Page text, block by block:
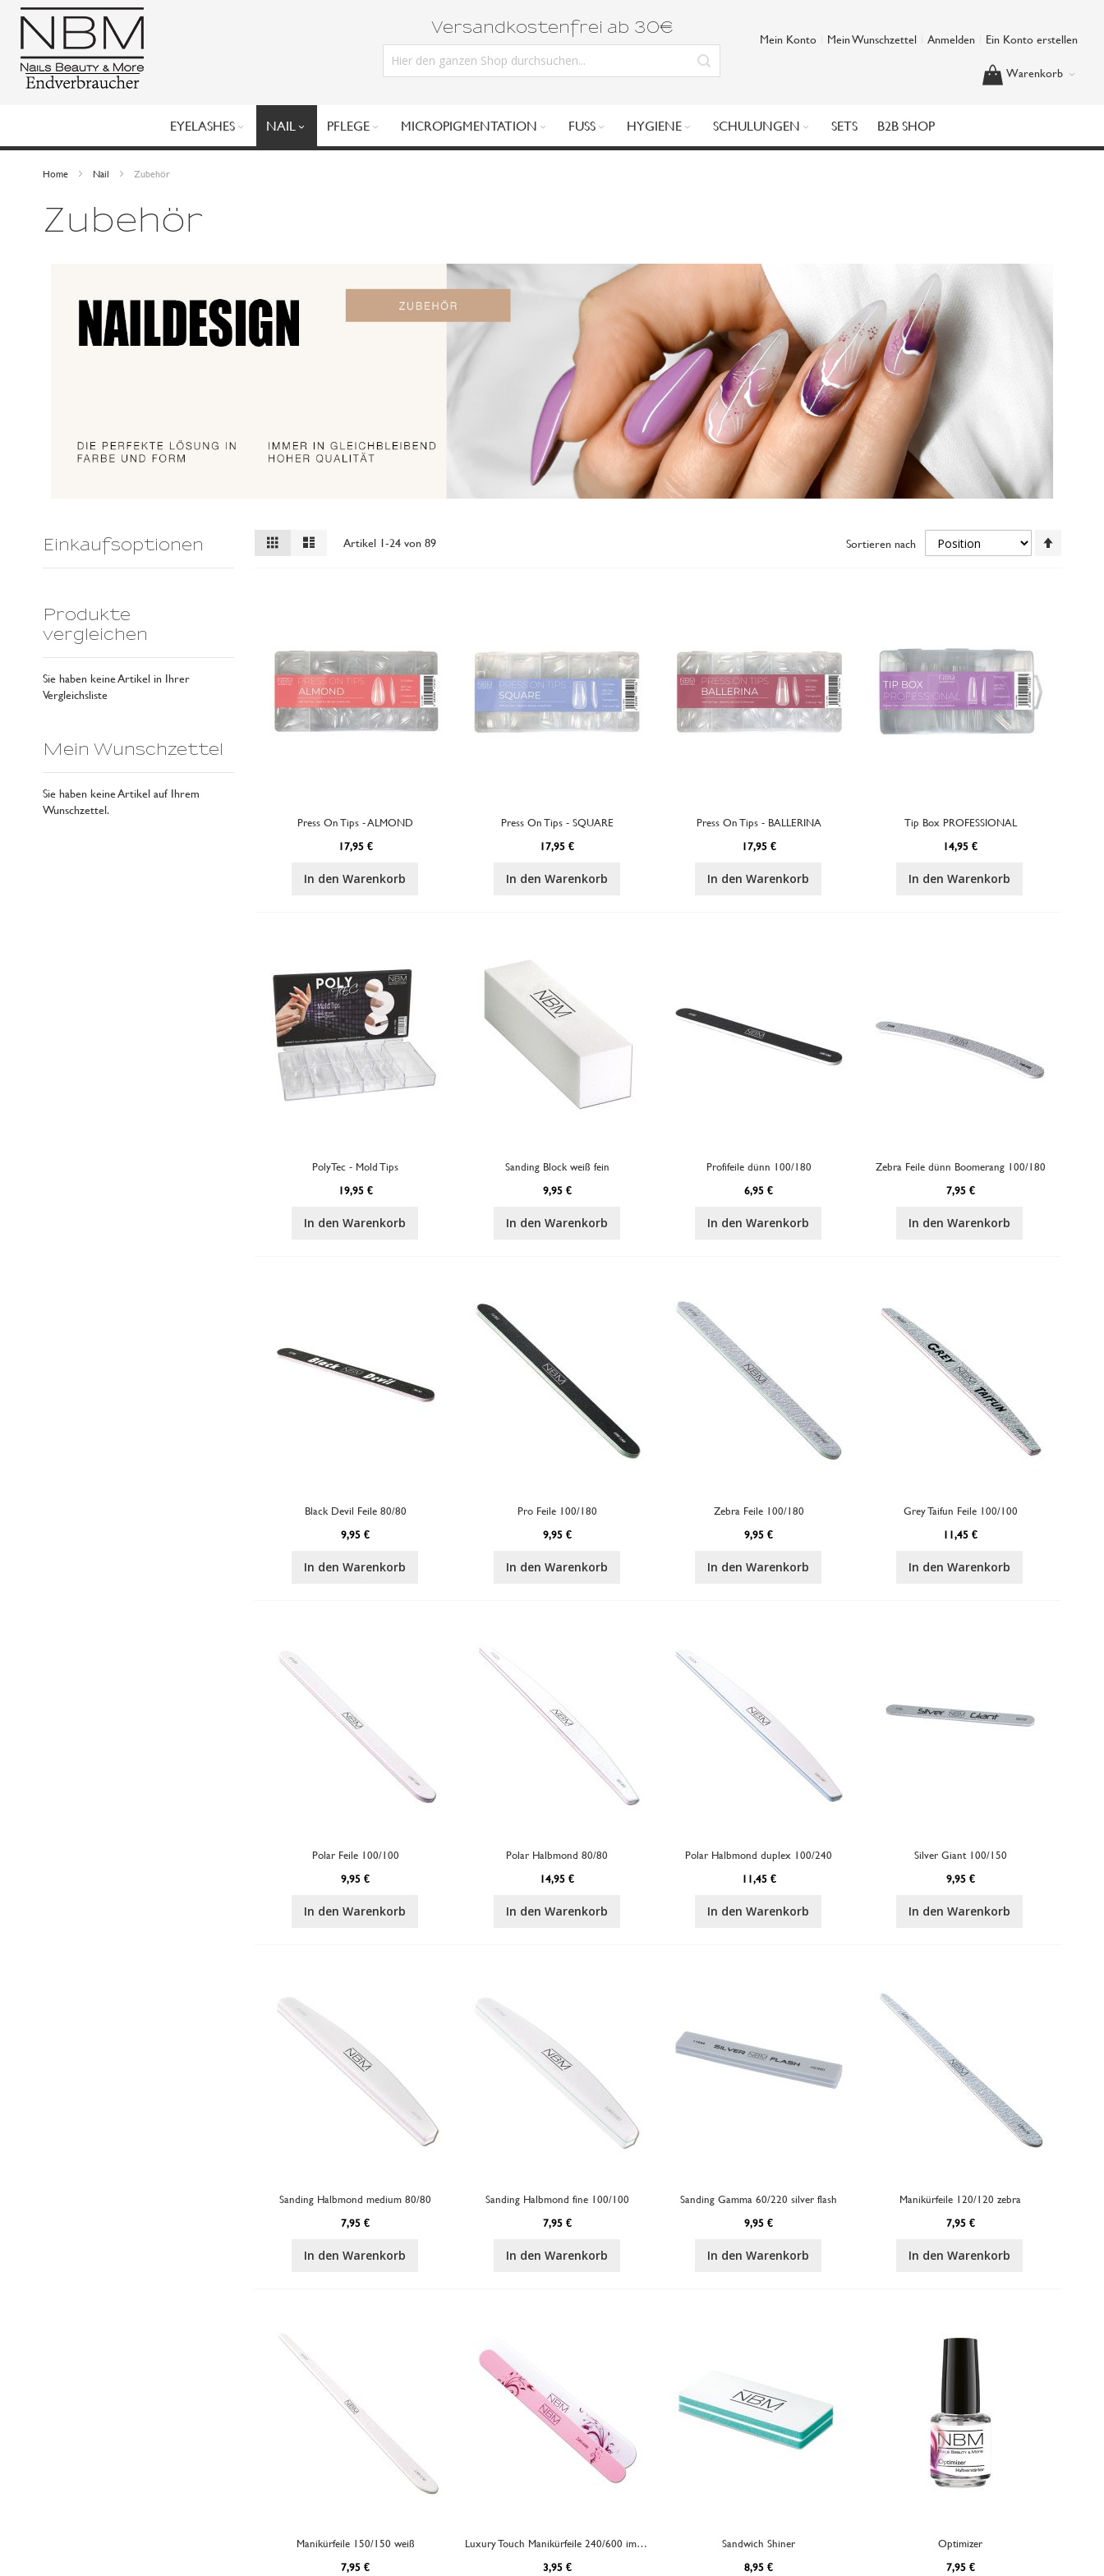
Direkt
zum
Inhalt
Versandkostenfrei ab 30€
Mein Konto Mein Wunschzettel Anmelden
Ein Konto erstellen
Warenkorb
EYELASHES NAIL PFLEGE MICROPIGMENTATION FUSS HYGIENE SCHULUNGEN SETS B2B SHOP
Home Nail Zubehör
Zubehör
Ansicht
als
Raster Artikel 1-24von89 Sortieren nach
Press On Tips - ALMOND
17,95 €
In den Warenkorb
Press On Tips - SQUARE
17,95 €
In den Warenkorb
Press On Tips - BALLERINA
17,95 €
In den Warenkorb
Tip Box PROFESSIONAL
14,95 €
In den Warenkorb
PolyTec - Mold Tips
19,95 €
In den Warenkorb
Sanding Block weiß fein
9,95 €
In den Warenkorb
Profifeile dünn 100/180
6,95 €
In den Warenkorb
Zebra Feile dünn Boomerang 100/180
7,95 €
In den Warenkorb
Black Devil Feile 80/80
9,95 €
In den Warenkorb
Pro Feile 100/180
9,95 €
In den Warenkorb
Zebra Feile 100/180
9,95 €
In den Warenkorb
Grey Taifun Feile 100/100
11,45 €
In den Warenkorb
Polar Feile 100/100
9,95 €
In den Warenkorb
Polar Halbmond 80/80
14,95 €
In den Warenkorb
Polar Halbmond duplex 100/240
11,45 €
In den Warenkorb
Silver Giant 100/150
9,95 €
In den Warenkorb
Sanding Halbmond medium 80/80
7,95 €
In den Warenkorb
Sanding Halbmond fine 100/100
7,95 €
In den Warenkorb
Sanding Gamma 60/220 silver flash
9,95 €
In den Warenkorb
Manikürfeile 120/120 zebra
7,95 €
In den Warenkorb
Manikürfeile 150/150 weiß
7,95 €
Luxury Touch Manikürfeile 240/600 im Etui
3,95 €
Sandwich Shiner
8,95 €
Optimizer
7,95 €
Einkaufsoptionen
Produkte
vergleichen
Sie haben keine Artikel in Ihrer
Vergleichsliste
Mein Wunschzettel
Sie haben keine Artikel auf Ihrem
Wunschzettel.